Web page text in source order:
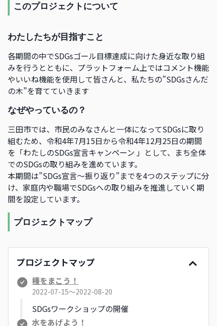
このプロジェクトについて
わたしたちが目指すこと
各期間の中でSDGsゴール目標達成に向けた身近な取り組
みを行うとともに、プラットフォーム上ではコメント機能
やいいね機能を使用して皆さんと、私たちの”SDGsさんだ
の木”を育てていきます
なぜやっているの？
三田市では、市民のみなさんと一体になってSDGsに取り
組むため、令和4年7月15日から令和4年12月25日の期間
を「わたしのSDGs宣言キャンペーン 」として、まち全体
でのSDGsの取り組みを進めています。
本期間は”SDGs宣言～振り返り”までを4つのステップに分
け、家庭内や職場でSDGsへの取り組みを推進していく期
間を設定しています。
プロジェクトマップ
プロジェクトマップ
種をまこう！
2022-07-15〜2022-08-20
SDGsワークショップの開催
水をあげよう！